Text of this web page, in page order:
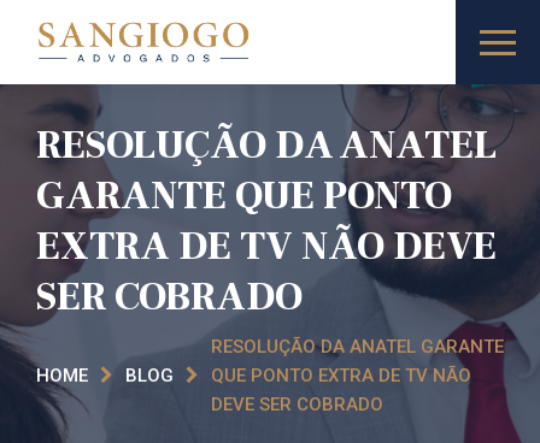
RESOLUÇÃO DA ANATEL
GARANTE QUE PONTO
EXTRA DE TV NÃO DEVE
SER COBRADO
HOME BLOG
RESOLUÇÃO DA ANATEL GARANTE
QUE PONTO EXTRA DE TV NÃO
DEVE SER COBRADO